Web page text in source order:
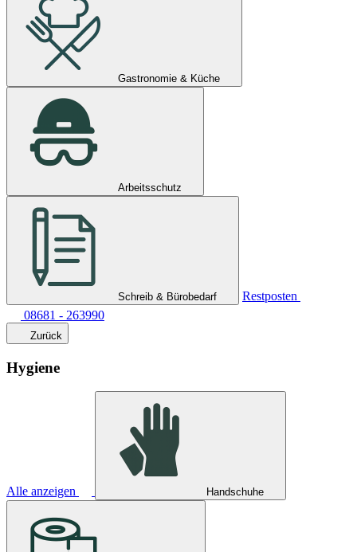
Gastronomie & Küche
Arbeitsschutz
Schreib & Bürobedarf
Restposten
08681 - 263990
Zurück
Hygiene
Alle anzeigen Handschuhe